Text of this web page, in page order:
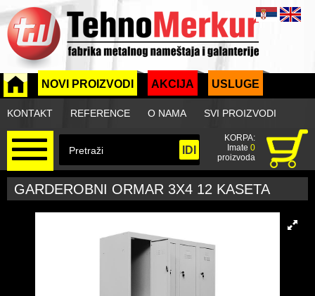
NOVI PROIZVODI AKCIJA USLUGE
KONTAKT REFERENCE O NAMA SVI PROIZVODI
KORPA:
Imate 0
proizvoda
GARDEROBNI ORMAR 3X4 12 KASETA